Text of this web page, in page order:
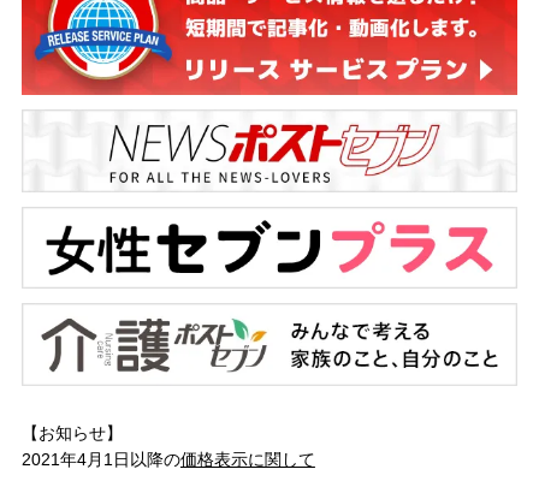
【お知らせ】
2021年4月1日以降の価格表示に関して